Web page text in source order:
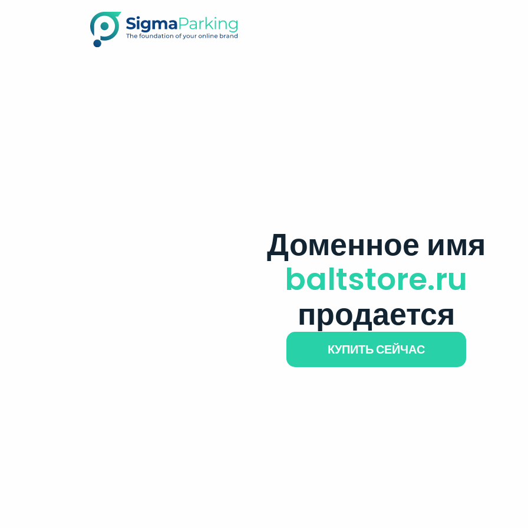
Доменное имя
baltstore.ru
продается
КУПИТЬ СЕЙЧАС